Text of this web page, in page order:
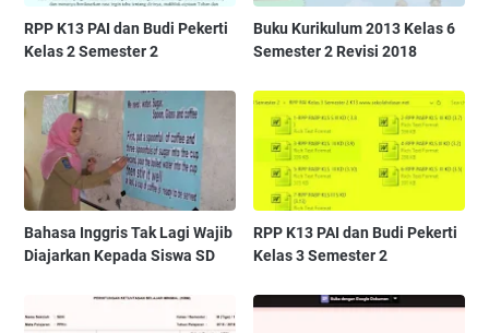
RPP K13 PAI dan Budi Pekerti
Kelas 2 Semester 2
Buku Kurikulum 2013 Kelas 6
Semester 2 Revisi 2018
Bahasa Inggris Tak Lagi Wajib
Diajarkan Kepada Siswa SD
RPP K13 PAI dan Budi Pekerti
Kelas 3 Semester 2